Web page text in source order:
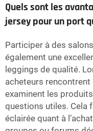
Quels sont les
jersey pour un port
Participer à des
également une
leggings de qualité.
acheteurs
examinent les
questions utiles. Cela
éclairée quant à